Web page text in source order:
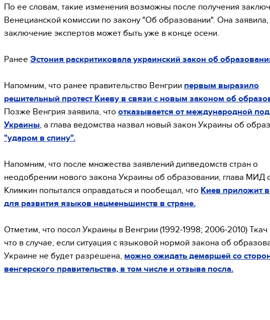
По ее словам, такие изменения возможны после получения
Венецианской комиссии по закону "Об образовании". Она заявила,
заключение экспертов может быть уже в конце осени.
Ранее Эстония раскритиковала украинский закон об
Напомним, что ранее правительство Венгрии первым выразило
решительный протест Киеву в связи с новым законом об
Позже Венгрия заявила, что отказывается от международной
Украины , а глава ведомства назвал новый закон Украины об
"ударом в спину".
Напомним, что после множества заявлений дипведомств стран о
неодобрении нового закона Украины об образовании, глава МИД
Климкин попытался оправдаться и пообещал, что Киев приложит
для развития языков нацменьшинств в стране.
Отметим, что посол Украины в Венгрии (1992-1998; 2006-2010) Ткач
что в случае, если ситуация с языковой нормой закона об
Украине не будет разрешена, можно ожидать демаршей со
венгерского правительства, в том числе и отзыва посла.